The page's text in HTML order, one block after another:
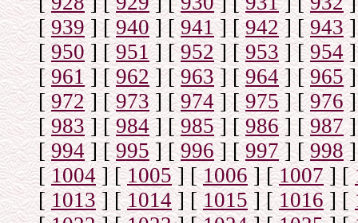
[939] [940] [941] [942] [943]
[950] [951] [952] [953] [954]
[961] [962] [963] [964] [965]
[972] [973] [974] [975] [976]
[983] [984] [985] [986] [987]
[994] [995] [996] [997] [998]
[1004] [1005] [1006 ] [1007] [
[1013] [1014] [1015] [1016] [